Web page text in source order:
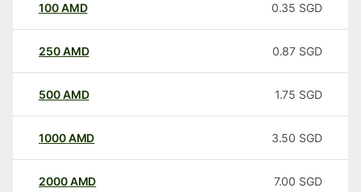
100AMD 0.35 SGD
250AMD 0.87 SGD
500AMD 1.75 SGD
1000AMD 3.50 SGD
2000AMD 7.00 SGD